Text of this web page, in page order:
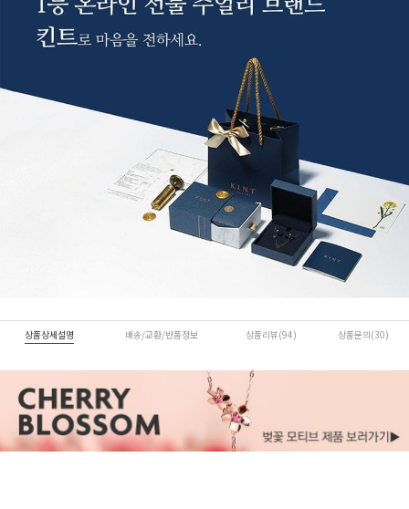
상품상세설명 배송/교환/반품정보 상품리뷰(94) 상품문의(30)